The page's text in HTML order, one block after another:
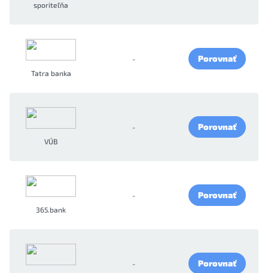
sporiteľňa
Tatra banka
- Porovnať
VÚB
- Porovnať
365.bank
- Porovnať
- Porovnať